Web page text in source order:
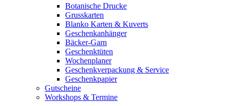
Botanische Drucke
Grusskarten
Blanko Karten & Kuverts
Geschenkanhänger
Bäcker-Garn
Geschenktüten
Wochenplaner
Geschenkverpackung & Service
Geschenkpapier
Gutscheine
Workshops & Termine